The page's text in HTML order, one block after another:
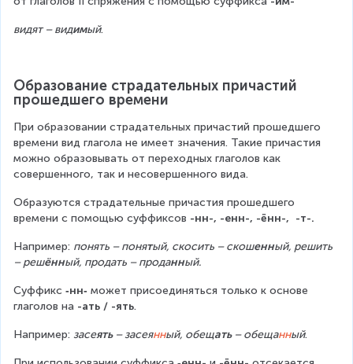
видят – видимый.
Образование страдательных причастий
прошедшего времени
При образовании страдательных причастий прошедшего
времени вид глагола не имеет значения. Такие причастия
можно образовывать от переходных глаголов как
совершенного, так и несовершенного вида.
Образуются страдательные причастия прошедшего
времени с помощью суффиксов -нн-, -енн-, -ённ-,  -т-.
Например: понять – понятый, скосить – скошенный, решить
– решённый, продать – проданный.
Суффикс ‑нн‑ может присоединяться только к основе
глаголов на -ать / -ять.
Например: засеять – засеянный, обещать – обещанный.